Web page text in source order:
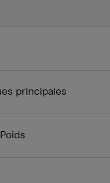
principales